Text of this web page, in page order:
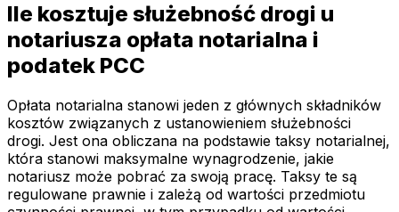
Ile kosztuje służebność drogi u
notariusza opłata notarialna i
podatek PCC
Opłata notarialna stanowi jeden z głównych składników
kosztów związanych z ustanowieniem służebności
drogi. Jest ona obliczana na podstawie taksy notarialnej,
która stanowi maksymalne wynagrodzenie, jakie
notariusz może pobrać za swoją pracę. Taksy te są
regulowane prawnie i zależą od wartości przedmiotu